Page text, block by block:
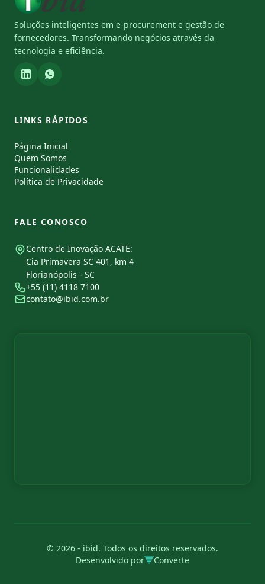
Soluções inteligentes em e-procurement e gestão de
fornecedores. Transformando negócios através da
tecnologia e eficiência.
LINKS RÁPIDOS
Página Inicial
Quem Somos
Funcionalidades
Política de Privacidade
FALE CONOSCO
Centro de Inovação ACATE:
Cia Primavera SC 401, km 4
Florianópolis - SC
+55 (11) 4118 7100
contato@ibid.com.br
© 2026 - ibid. Todos os direitos reservados.
Desenvolvido por
Converte